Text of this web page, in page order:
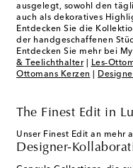
ausgelegt, sowohl den
auch als dekoratives
Entdecken Sie die
der handgeschaffenen
Entdecken Sie mehr bei
& Teelichthalter| Les-
Ottomans Kerzen
The Finest Edit in
Unser Finest Edit an mehr
Designer-